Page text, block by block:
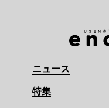
ニュース
特集